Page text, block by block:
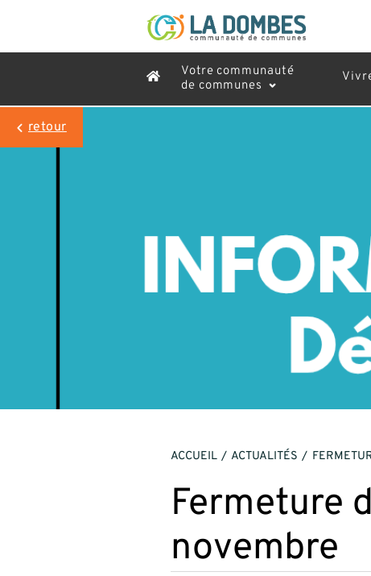
Votre communauté
de communes
retour
ACCUEIL ACTUALITÉS
Fermeture
novembre